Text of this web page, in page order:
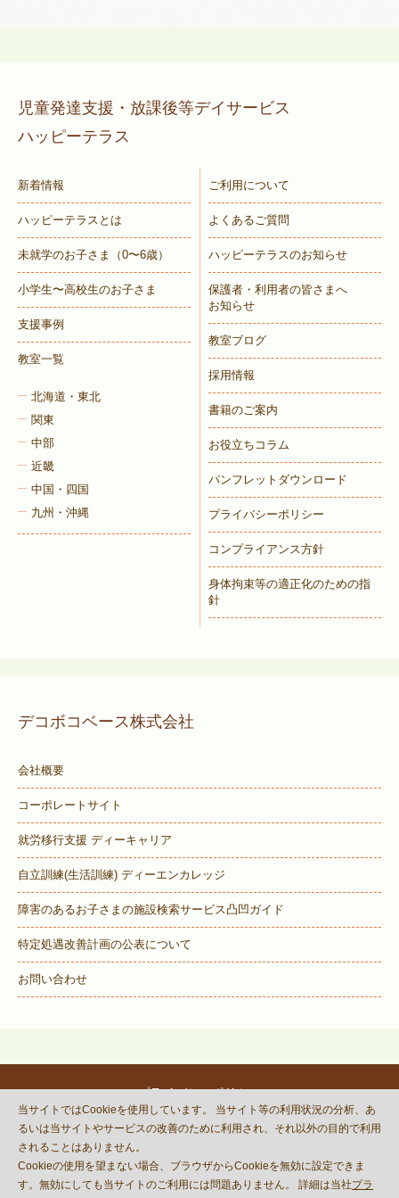
児童発達支援・放課後等デイサービス
ハッピーテラス
新着情報
ハッピーテラスとは
未就学のお子さま （0〜6歳）
小学生〜高校生のお子さま
支援事例
教室一覧
北海道・東北
関東
中部
近畿
中国・四国
九州・沖縄
ご利用について
よくあるご質問
ハッピーテラスのお知らせ
保護者・利用者の皆さまへ
お知らせ
教室ブログ
採用情報
書籍のご案内
お役立ちコラム
パンフレットダウンロード
プライバシーポリシー
コンプライアンス方針
身体拘束等の適正化のための指
針
デコボコベース株式会社
会社概要
コーポレートサイト
就労移行支援 ディーキャリア
自立訓練(生活訓練) ディーエンカレッジ
障害のあるお子さまの施設検索サービス凸凹ガイド
特定処遇改善計画の公表について
お問い合わせ
プライバシーポリシー
© DECOBOCO BASE Co.,Ltd.
and Terms of Serviceapply.
当サイトではCookieを使用しています。 当サイト等の利用状況の分析、あ
るいは当サイトやサービスの改善のために利用され、それ以外の目的で利用
されることはありません。
Cookieの使用を望まない場合、ブラウザからCookieを無効に設定できま
す。無効にしても当サイトのご利用には問題ありません。 詳細は当社プラ